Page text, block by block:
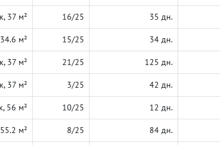
37 м² 16/25 35 дн.
м² 15/25 34 дн.
37 м² 21/25 125 дн.
37 м² 3/25 42 дн.
56 м² 10/25 12 дн.
м² 8/25 84 дн.